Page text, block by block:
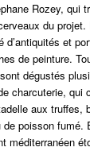
Rozey, qui
du projet.
d’antiquités et
de peinture.
dégustés
charcuterie, qui
aux truffes,
poisson fumé.
méditerranéen